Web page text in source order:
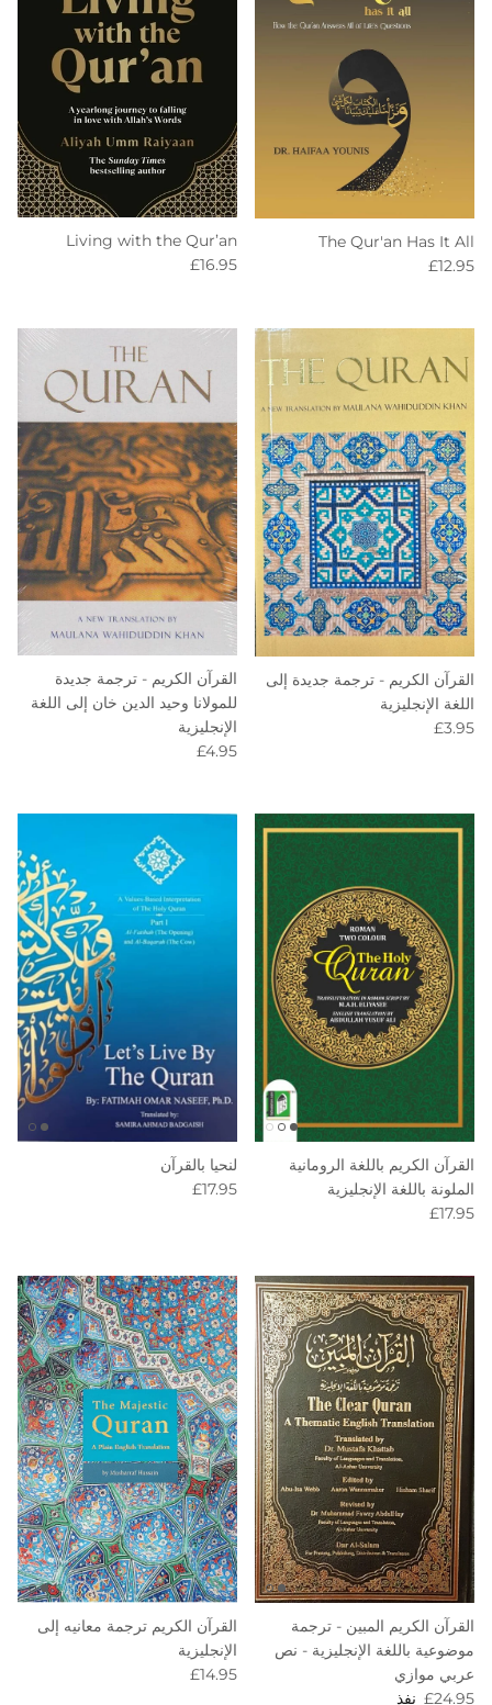
The Qur'an Has It All
Regular price
£12.95
Living with the Qur’an
Regular price
£16.95
القرآن الكريم - ترجمة جديدة إلى
اللغة الإنجليزية
Regular price
£3.95
القرآن الكريم - ترجمة جديدة
للمولانا وحيد الدين خان إلى اللغة
الإنجليزية
Regular price
£4.95
القرآن الكريم باللغة الرومانية
الملونة باللغة الإنجليزية
Regular price
£17.95
لنحيا بالقرآن
Regular price
£17.95
القرآن الكريم المبين - ترجمة
موضوعية باللغة الإنجليزية - نص
عربي موازي
Regular price
£24.95 نفذ
القرآن الكريم ترجمة معانيه إلى
الإنجليزية
Regular price
£14.95